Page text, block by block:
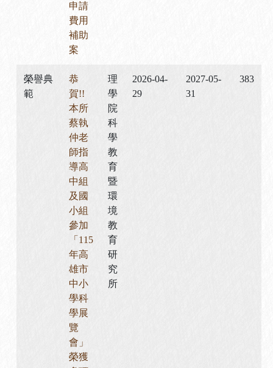
申請
費用
補助
案
榮譽典
範
恭
賀!!
本所
蔡執
仲老
師指
導高
中組
及國
小組
參加
「115
年高
雄市
中小
學科
學展
覽
會」
榮獲
理
學
院
科
學
教
育
暨
環
境
教
育
研
究
所
2026-04-
29
2027-05-
31
383